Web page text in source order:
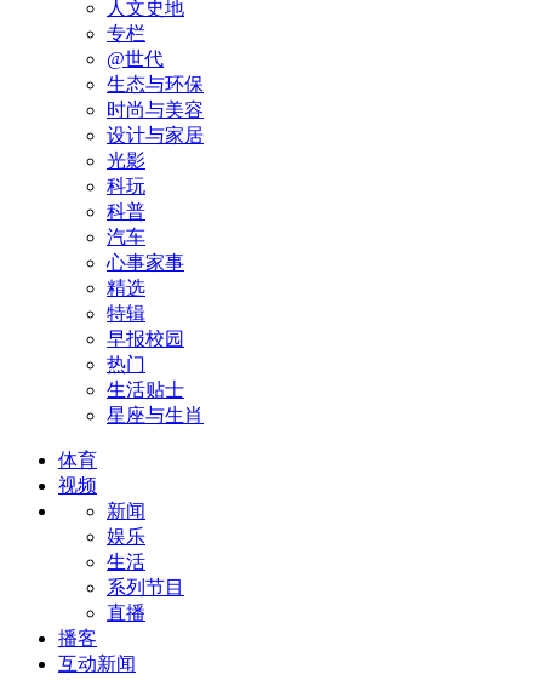
人文史地
专栏
@世代
生态与环保
时尚与美容
设计与家居
光影
科玩
科普
汽车
心事家事
精选
特辑
早报校园
热门
生活贴士
星座与生肖
体育
视频
新闻
娱乐
生活
系列节目
直播
播客
互动新闻